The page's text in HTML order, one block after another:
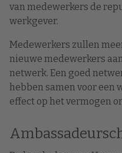
van medewerkers de
werkgever.
Medewerkers zullen
nieuwe medewerkers
netwerk. Een goed
hebben samen voor een
effect op het vermogen